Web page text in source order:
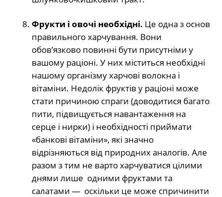
Фрукти і овочі необхідні. Це одна з основ
правильного харчування. Вони
обов’язково повинні бути присутніми у
вашому раціоні. У них міститься необхідні
нашому організму харчові волокна і
вітаміни. Недолік фруктів у раціоні може
стати причиною спраги (доводитися багато
пити, підвищується навантаження на
серце і нирки) і необхідності приймати
«банкові вітаміни», які значно
відрізняються від природних аналогів. Але
разом з тим не варто харчуватися цілими
днями лише одними фруктами та
салатами — оскільки це може спричинити